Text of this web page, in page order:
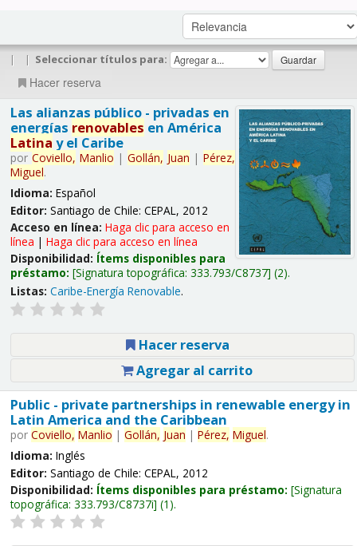
| | Seleccionar títulos para:
Hacer reserva
Las alianzas público - privadas en
energías renovables en América
Latina y el Caribe
por Coviello, Manlio | Gollán, Juan | Pérez,
Miguel.
Idioma: Español
Editor: Santiago de Chile: CEPAL, 2012
Acceso en línea: Haga clic para acceso en
línea | Haga clic para acceso en línea
Disponibilidad: Ítems disponibles para
préstamo: Signatura topográfica: 333.793/C8737 (2).
Listas: Caribe-Energía Renovable.
Hacer reserva
Agregar al carrito
Public - private partnerships in renewable energy in
Latin America and the Caribbean
por Coviello, Manlio | Gollán, Juan | Pérez, Miguel.
Idioma: Inglés
Editor: Santiago de Chile: CEPAL, 2012
Disponibilidad: Ítems disponibles para préstamo: Signatura
topográfica: 333.793/C8737i (1).